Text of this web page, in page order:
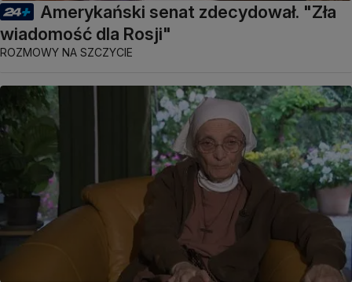
Amerykański senat zdecydował. "Zła
wiadomość dla Rosji"
ROZMOWY NA SZCZYCIE